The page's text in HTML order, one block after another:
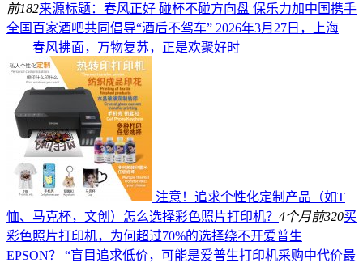
前182来源标题：春风正好 碰杯不碰方向盘 保乐力加中国携手
全国百家酒吧共同倡导“酒后不驾车” 2026年3月27日，上海
——春风拂面，万物复苏，正是欢聚好时
注意！追求个性化定制产品（如T
恤、马克杯，文创）怎么选择彩色照片打印机？ 4个月前320买
彩色照片打印机，为何超过70%的选择绕不开爱普生
EPSON？ “盲目追求低价，可能是爱普生打印机采购中代价最